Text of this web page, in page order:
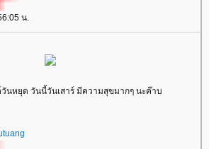
น.
นหยุด วันนี้วันเสาร์ มีความสุขมากๆ นะค๊าบ